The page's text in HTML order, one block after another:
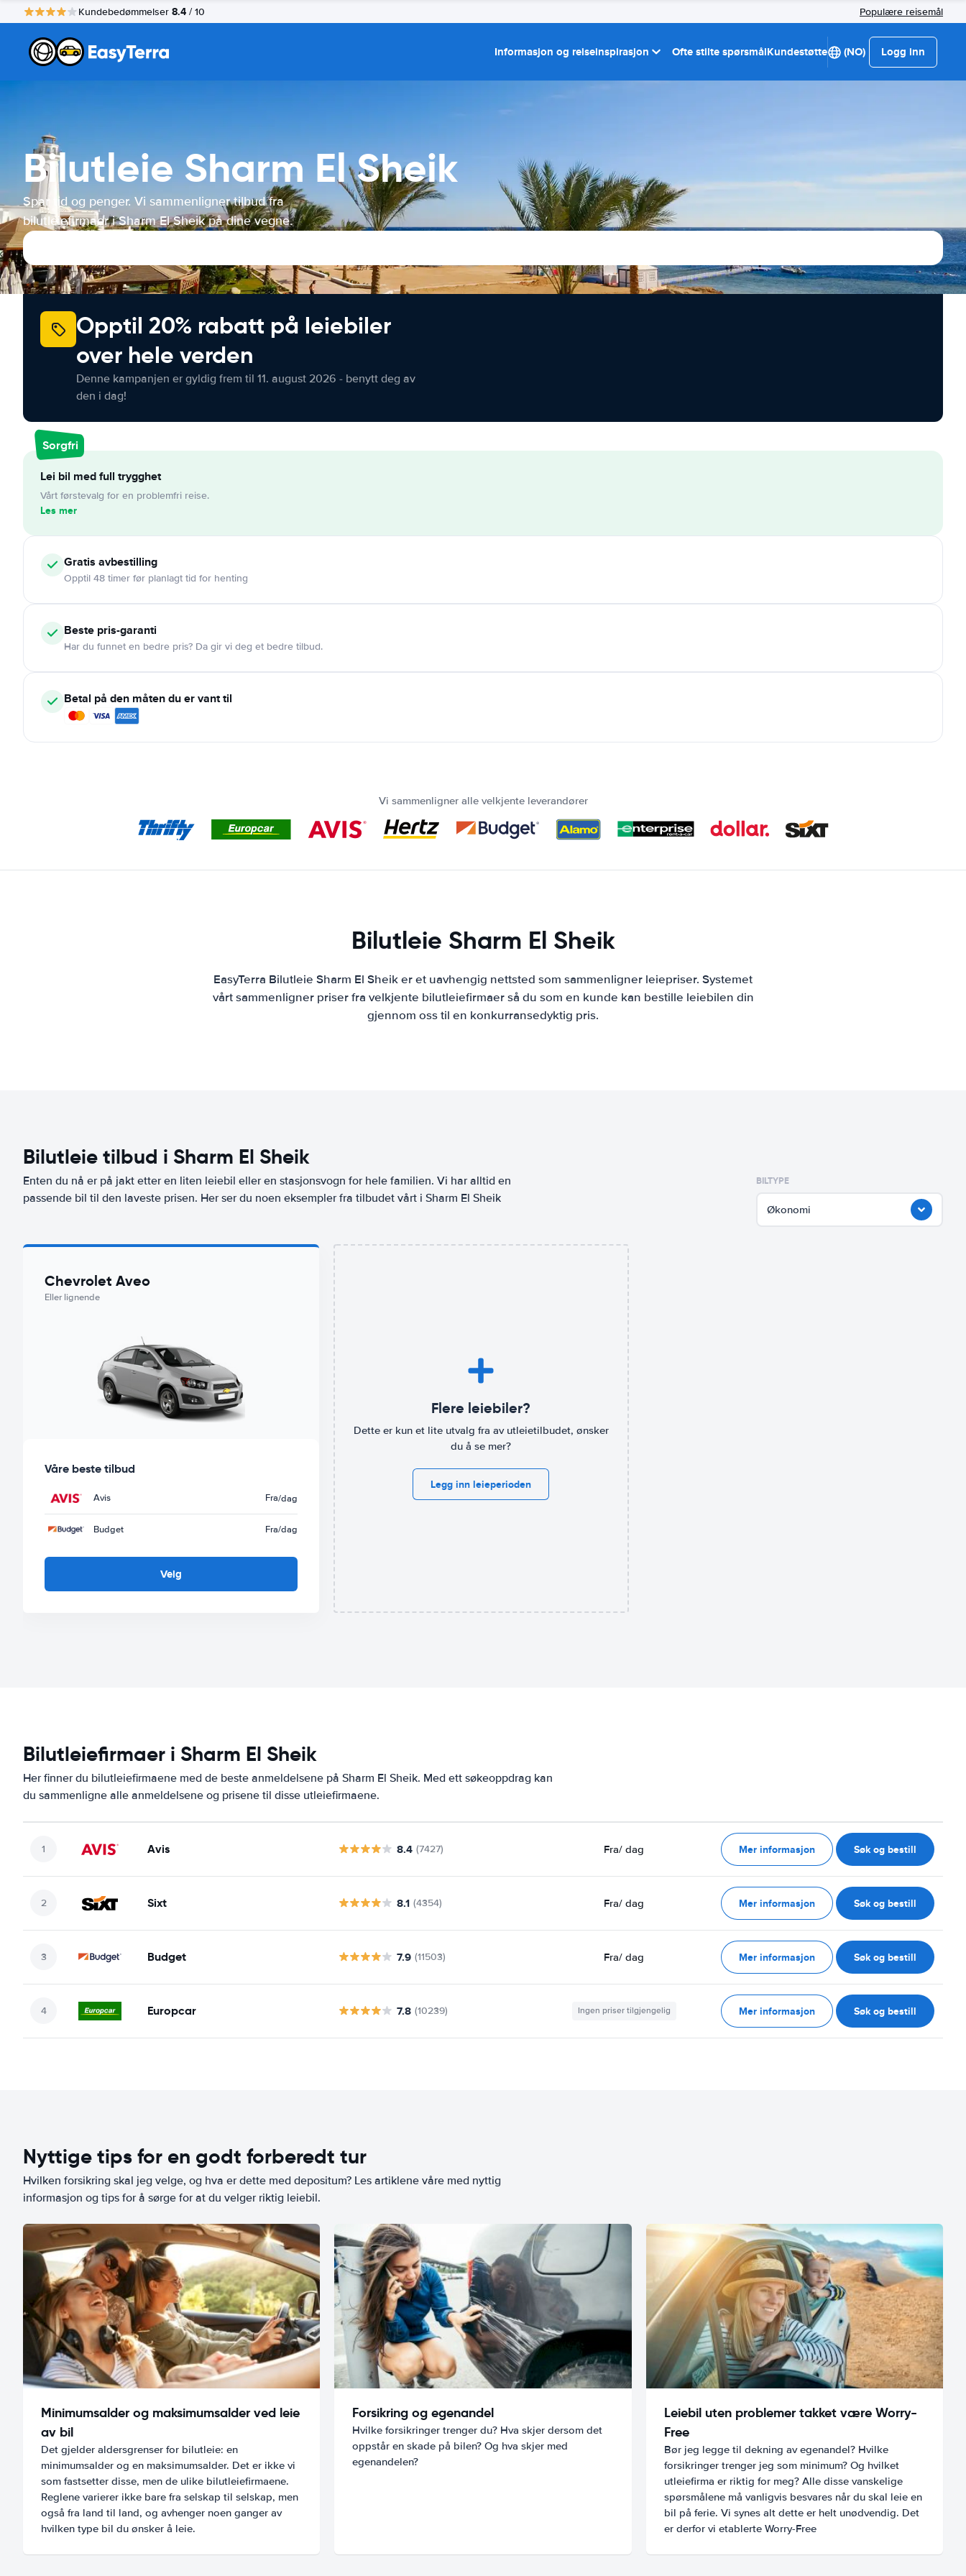
Kundebedømmelser 8.4 / 10 Populære reisemål
Informasjon og reiseinspirasjon Ofte stilte spørsmålKundestøtte (NO) Logg inn
Bilutleie Sharm El Sheik
Spar tid og penger. Vi sammenligner tilbud fra
bilutleiefirmaer i Sharm El Sheik på dine vegne.
Opptil 20% rabatt på leiebiler
over hele verden
Denne kampanjen er gyldig frem til 11. august 2026 - benytt deg av
den i dag!
Sorgfri
Lei bil med full trygghet
Vårt førstevalg for en problemfri reise.
Les mer
Gratis avbestilling
Opptil 48 timer før planlagt tid for henting
Beste pris-garanti
Har du funnet en bedre pris? Da gir vi deg et bedre tilbud.
Betal på den måten du er vant til
Vi sammenligner alle velkjente leverandører
Bilutleie Sharm El Sheik
EasyTerra Bilutleie Sharm El Sheik er et uavhengig nettsted som sammenligner leiepriser. Systemet
vårt sammenligner priser fra velkjente bilutleiefirmaer så du som en kunde kan bestille leiebilen din
gjennom oss til en konkurransedyktig pris.
Bilutleie tilbud i Sharm El Sheik
Enten du nå er på jakt etter en liten leiebil eller en stasjonsvogn for hele familien. Vi har alltid en
passende bil til den laveste prisen. Her ser du noen eksempler fra tilbudet vårt i Sharm El Sheik
BILTYPE
Økonomi
Chevrolet Aveo
Eller lignende
Våre beste tilbud
Avis Fra/dag
Budget Fra/dag
Velg
Flere leiebiler?
Dette er kun et lite utvalg fra av utleietilbudet, ønsker
du å se mer?
Legg inn leieperioden
Bilutleiefirmaer i Sharm El Sheik
Her finner du bilutleiefirmaene med de beste anmeldelsene på Sharm El Sheik. Med ett søkeoppdrag kan
du sammenligne alle anmeldelsene og prisene til disse utleiefirmaene.
Avis 8.4 (7427) Fra/ dag Mer informasjon Søk og bestill
Sixt 8.1 (4354) Fra/ dag Mer informasjon Søk og bestill
Budget 7.9 (11503) Fra/ dag Mer informasjon Søk og bestill
Europcar 7.8 (10239) Ingen priser tilgjengelig Mer informasjon Søk og bestill
Nyttige tips for en godt forberedt tur
Hvilken forsikring skal jeg velge, og hva er dette med depositum? Les artiklene våre med nyttig
informasjon og tips for å sørge for at du velger riktig leiebil.
Minimumsalder og maksimumsalder ved leie
av bil
Det gjelder aldersgrenser for bilutleie: en
minimumsalder og en maksimumsalder. Det er ikke vi
som fastsetter disse, men de ulike bilutleiefirmaene.
Reglene varierer ikke bare fra selskap til selskap, men
også fra land til land, og avhenger noen ganger av
hvilken type bil du ønsker å leie.
Forsikring og egenandel
Hvilke forsikringer trenger du? Hva skjer dersom det
oppstår en skade på bilen? Og hva skjer med
egenandelen?
Leiebil uten problemer takket være Worry-
Free
Bør jeg legge til dekning av egenandel? Hvilke
forsikringer trenger jeg som minimum? Og hvilket
utleiefirma er riktig for meg? Alle disse vanskelige
spørsmålene må vanligvis besvares når du skal leie en
bil på ferie. Vi synes alt dette er helt unødvendig. Det
er derfor vi etablerte Worry-Free